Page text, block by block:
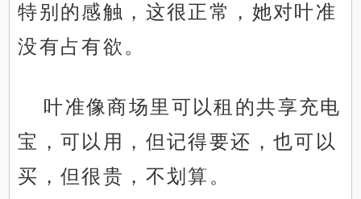
特别的感触，这很正常，她对叶准
没有占有欲。
叶准像商场里可以租的共享充电
宝，可以用，但记得要还，也可以
买，但很贵，不划算。